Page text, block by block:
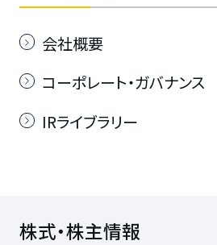
会社概要
コーポレート・ガバナンス
IRライブラリー
株式・株主情報